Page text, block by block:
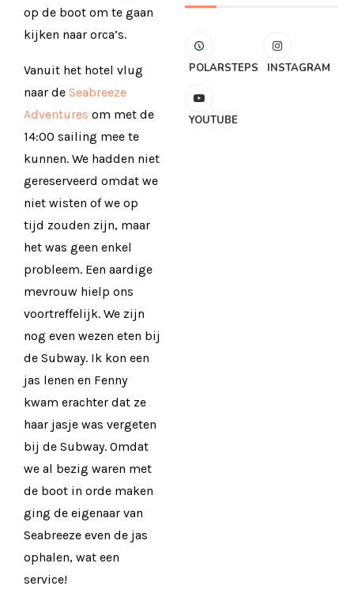
op de boot om te gaan
kijken naar orca’s.
Vanuit het hotel vlug
naar de Seabreeze
Adventures om met de
14:00 sailing mee te
kunnen. We hadden niet
gereserveerd omdat we
niet wisten of we op
tijd zouden zijn, maar
het was geen enkel
probleem. Een aardige
mevrouw hielp ons
voortreffelijk. We zijn
nog even wezen eten bij
de Subway. Ik kon een
jas lenen en Fenny
kwam erachter dat ze
haar jasje was vergeten
bij de Subway. Omdat
we al bezig waren met
de boot in orde maken
ging de eigenaar van
Seabreeze even de jas
ophalen, wat een
service!
POLARSTEPS INSTAGRAM
YOUTUBE